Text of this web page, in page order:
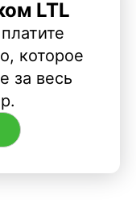
LTL
которое
за весь